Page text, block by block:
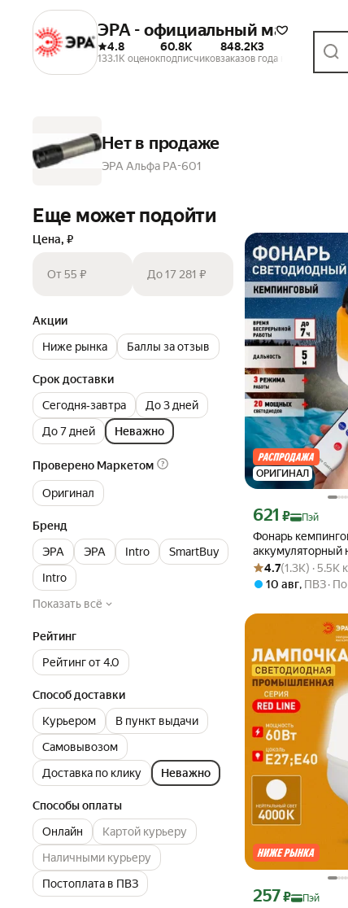
ЭРА - официальный магазин
4.8
133.1K оценок
60.8K
подписчиков
848.2K
заказов
3
года на Маркете
Нет в продаже
ЭРА Альфа PA-601
Еще может подойти
Цена, ₽
От 55 ₽ До 17 281 ₽
Акции
Ниже рынка
Баллы за отзыв
Срок доставки
Сегодня‐завтра
До 3 дней
До 7 дней
Неважно
Проверено Маркетом
Оригинал
Бренд
ЭРА
ЭРА Intro
SmartBuy
Intro
Показать всё
Рейтинг
Рейтинг от 4.0
Способ доставки
Курьером
В пункт выдачи
Самовывозом
Доставка по клику
Неважно
Способы оплаты
Онлайн
Картой курьеру
Наличными курьеру
Постоплата в ПВЗ
ОРИГИНАЛ
Фонарь
аккумуляторный
батареях ЭРА KA-
походный в
Цена с картой
621 ₽ Пэй
Рейтинг товара: 4.7
Оценок: (1.3K) ·
4.7(1.3K) · 5.5K
10 авг, ПВЗ По
Цена с картой
257₽ Пэй